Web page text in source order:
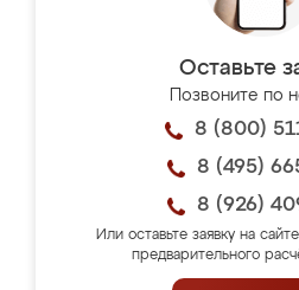
Оставьте
Позвоните по
8 (800)
8 (495)
8 (926)
Или оставьте заявку на
предварительного